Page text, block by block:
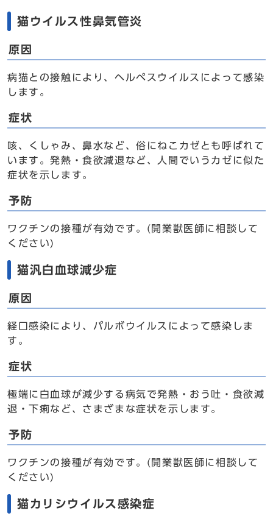
猫ウイルス性鼻気管炎
原因
病猫との接触により、ヘルペスウイルスによって感染
します。
症状
咳、くしゃみ、鼻水など、俗にねこカゼとも呼ばれて
います。発熱・食欲減退など、人間でいうカゼに似た
症状を示します。
予防
ワクチンの接種が有効です。(開業獣医師に相談して
ください)
猫汎白血球減少症
原因
経口感染により、パルボウイルスによって感染しま
す。
症状
極端に白血球が減少する病気で発熱・おう吐・食欲減
退・下痢など、さまざまな症状を示します。
予防
ワクチンの接種が有効です。(開業獣医師に相談して
ください)
猫カリシウイルス感染症